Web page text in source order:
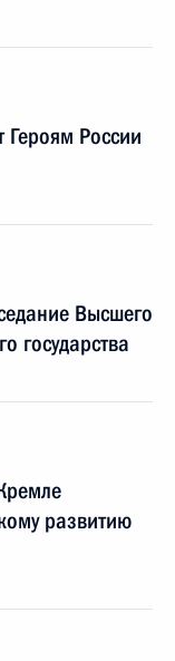
Героям России
Высшего
государства
развитию